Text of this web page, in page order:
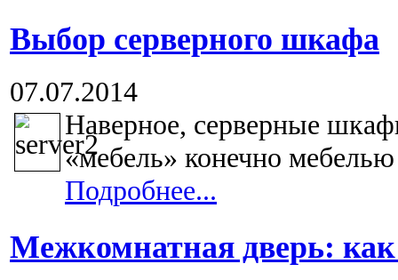
Выбор серверного шкафа
07.07.2014
Наверное, серверные
«мебель» конечно мебелью
Подробнее...
Межкомнатная дверь: